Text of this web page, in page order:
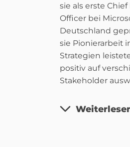
sie als erste
Officer bei
Deutschland
sie Pionierarbeit
Strategien
positiv auf
Stakeholder